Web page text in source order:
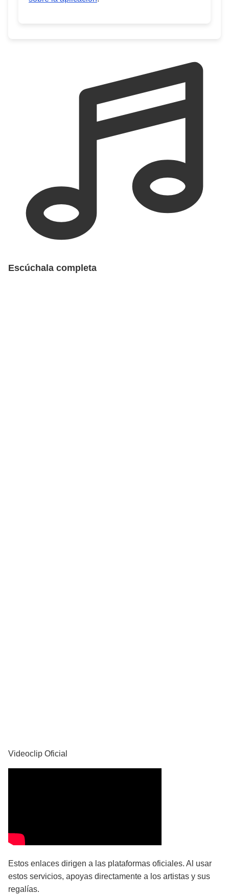
Escúchala completa
Videoclip Oficial
Estos enlaces dirigen a las plataformas oficiales. Al usar
estos servicios, apoyas directamente a los artistas y sus
regalías.